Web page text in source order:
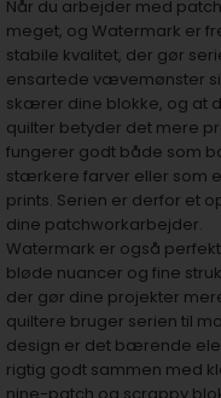
Når du arbejder med
meget, og Watermark er
stabile kvalitet, der gør
ensartede vævemønster
skærer dine blokke, og at
quilter betyder det mere
fungerer godt både som
stærkere farver eller som
prints. Serien er derfor et
dine patchworkarbejder.
Watermark er også
bløde nuancer og fine
der gør dine projekter
quiltere bruger serien til
design er det bærende
rigtig godt sammen med